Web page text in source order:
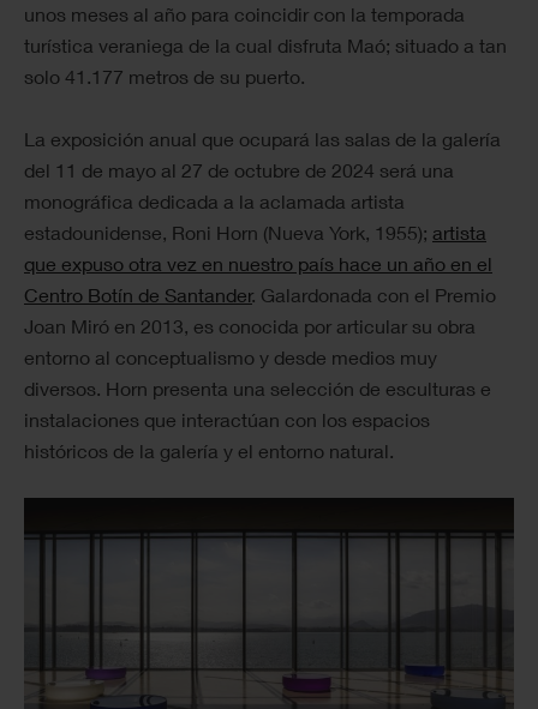
unos meses al año para coincidir con la temporada
turística veraniega de la cual disfruta Maó; situado a tan
solo 41.177 metros de su puerto.
La exposición anual que ocupará las salas de la galería
del 11 de mayo al 27 de octubre de 2024 será una
monográfica dedicada a la aclamada artista
estadounidense, Roni Horn (Nueva York, 1955); artista
que expuso otra vez en nuestro país hace un año en el
Centro Botín de Santander. Galardonada con el Premio
Joan Miró en 2013, es conocida por articular su obra
entorno al conceptualismo y desde medios muy
diversos. Horn presenta una selección de esculturas e
instalaciones que interactúan con los espacios
históricos de la galería y el entorno natural.